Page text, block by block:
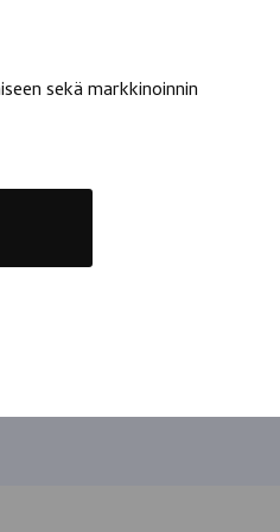
sekä markkinoinnin